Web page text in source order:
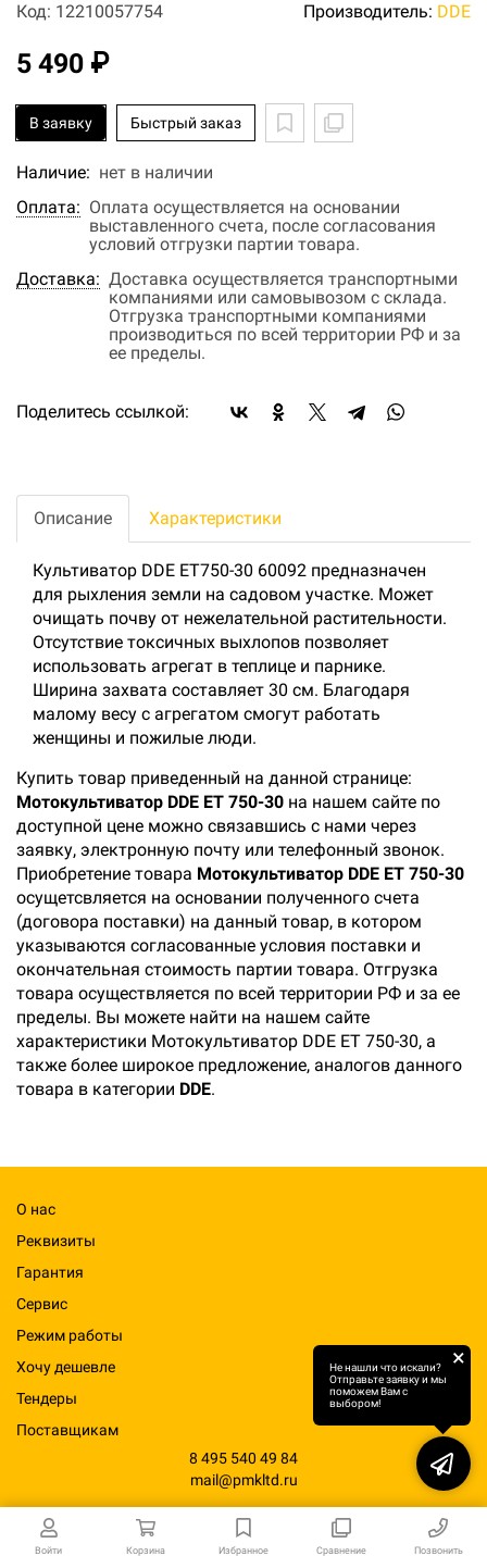
Войти Корзина Избранное Сравнение Позвонить
Код: 12210057754 Производитель: DDE
5 490 ₽
В заявку Быстрый заказ
Наличие: нет в наличии
Оплата: Оплата осуществляется на основании
выставленного счета, после согласования
условий отгрузки партии товара.
Доставка: Доставка осуществляется транспортными
компаниями или самовывозом с склада.
Отгрузка транспортными компаниями
производиться по всей территории РФ и за
ее пределы.
Поделитесь ссылкой:
Описание Характеристики
Культиватор DDE ET750-30 60092 предназначен
для рыхления земли на садовом участке. Может
очищать почву от нежелательной растительности.
Отсутствие токсичных выхлопов позволяет
использовать агрегат в теплице и парнике.
Ширина захвата составляет 30 см. Благодаря
малому весу с агрегатом смогут работать
женщины и пожилые люди.
Купить товар приведенный на данной странице:
Мотокультиватор DDE ET 750-30 на нашем сайте по
доступной цене можно связавшись с нами через
заявку, электронную почту или телефонный звонок.
Приобретение товара Мотокультиватор DDE ET 750-30
осущетсвляется на основании полученного счета
(договора поставки) на данный товар, в котором
указываются согласованные условия поставки и
окончательная стоимость партии товара. Отгрузка
товара осуществляется по всей территории РФ и за ее
пределы. Вы можете найти на нашем сайте
характеристики Мотокультиватор DDE ET 750-30, а
также более широкое предложение, аналогов данного
товара в категории DDE.
О нас
Реквизиты
Гарантия
Сервис
Режим работы
Хочу дешевле
Тендеры
Поставщикам
8 495 540 49 84
mail@pmkltd.ru
Не нашли что искали?
Отправьте заявку и мы
поможем Вам с
выбором!
×